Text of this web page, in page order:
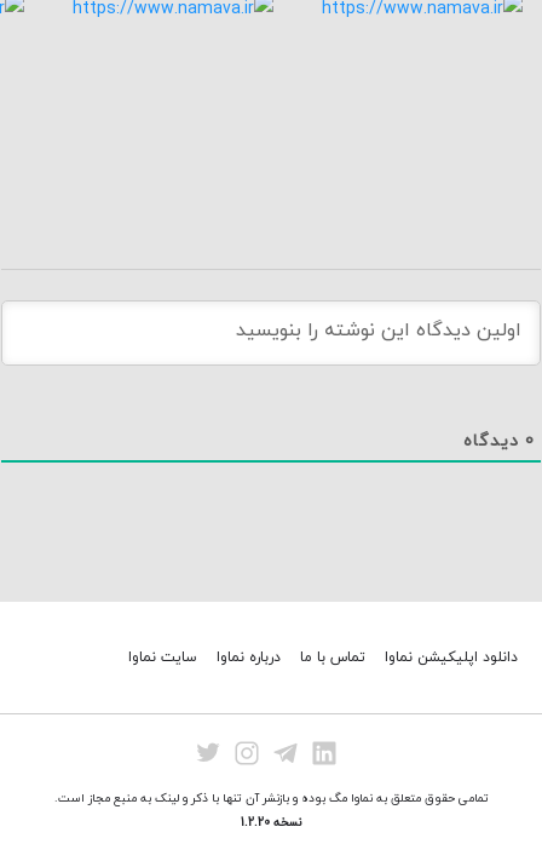
0 دیدگاه
دانلود اپلیکیشن نماوا تماس با ما درباره نماوا سایت نماوا
تمامی حقوق متعلق به نماوا مگ بوده و بازنشر آن تنها با ذکر و لینک به منبع مجاز است.
نسخه 1.2.20